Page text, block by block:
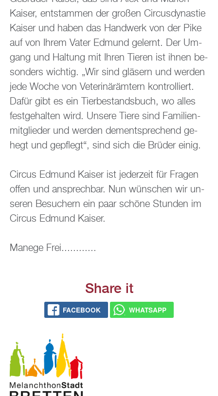
Kai­ser, ent­stam­men der gro­ßen Cir­cus­dy­nas­tie
Kai­ser und haben das Hand­werk von der Pike
auf von Ihrem Vater Ed­mund ge­lernt. Der Um­
gang und Hal­tung mit Ihren Tie­ren ist ihnen be­
son­ders wich­tig. „Wir sind glä­sern und wer­den
jede Woche von Ve­te­ri­när­äm­tern kon­trol­liert.
Dafür gibt es ein Tier­be­stands­buch, wo alles
fest­ge­hal­ten wird. Un­se­re Tiere sind Fa­mi­li­en­
mit­glie­der und wer­den dem­entspre­chend ge­
hegt und ge­pflegt“, sind sich die Brü­der einig.
Cir­cus Ed­mund Kai­ser ist je­der­zeit für Fra­gen
offen und an­sprech­bar. Nun wün­schen wir un­
se­ren Be­su­chern ein paar schö­ne Stun­den im
Cir­cus Ed­mund Kai­ser.
Ma­ne­ge Frei............
Share it
FACE­BOOK WHATS­APP